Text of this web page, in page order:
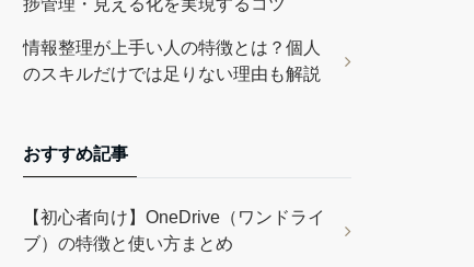
捗管理・見える化を実現するコツ
情報整理が上手い人の特徴とは？個人
のスキルだけでは足りない理由も解説
おすすめ記事
【初心者向け】OneDrive（ワンドライ
ブ）の特徴と使い方まとめ